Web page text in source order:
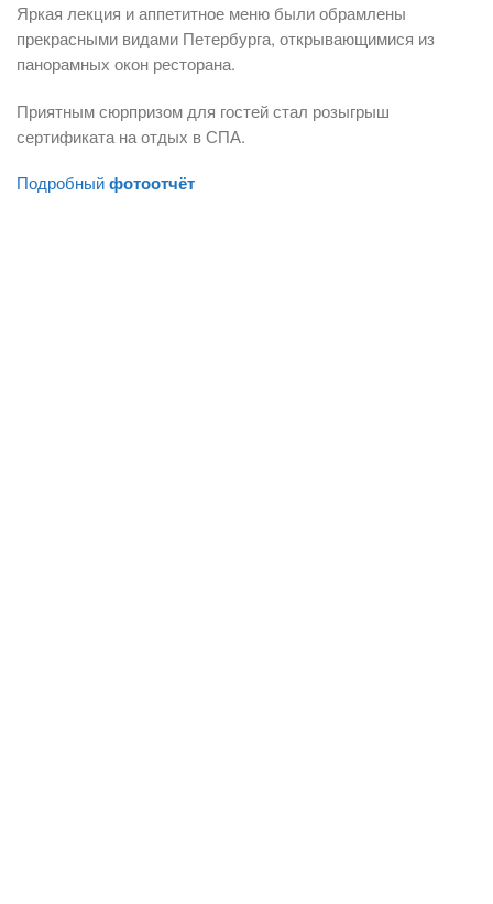
Яркая лекция и аппетитное меню были обрамлены
прекрасными видами Петербурга, открывающимися из
панорамных окон ресторана.
Приятным сюрпризом для гостей стал розыгрыш
сертификата на отдых в СПА.
Подробныйфотоотчёт